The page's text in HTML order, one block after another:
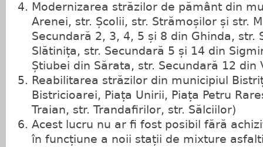
Modernizarea străzilor de pământ din
Arenei, str. Școlii, str. Strămoșilor și str.
Secundară 2, 3, 4, 5 și 8 din Ghinda, str.
Slătinița, str. Secundară 5 și 14 din
Știubei din Sărata, str. Secundară 12 din
Reabilitarea străzilor din municipiul
Bistricioarei, Piața Unirii, Piața Petru
Traian, str. Trandafirilor, str. Sălciilor)
Acest lucru nu ar fi fost posibil fără
în funcțiune a noii stații de mixture